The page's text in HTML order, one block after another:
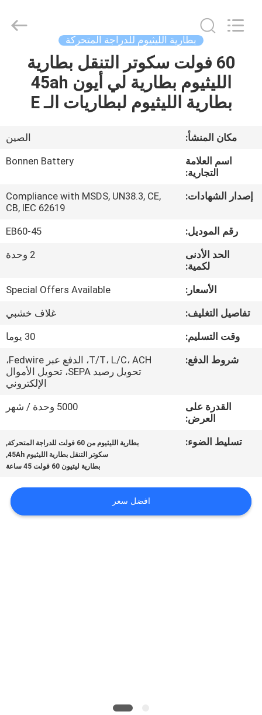
منزل
المنتجات
حول
جولة
المعمل
الجودة
اتصل
خريطة
الموقع
الخصوصية
Technology
بطارية الليثيوم للدراجة المتحركة
60 فولت سكوتر التنقل بطارية
الليثيوم بطارية لي أيون 45ah
بطارية الليثيوم لبطاريات الـ E
مكان المنشأ:
الصين
اسم العلامة
التجارية:
Bonnen Battery
إصدار الشهادات:
Compliance with MSDS, UN38.3, CE,
CB, IEC 62619
رقم الموديل:
EB60-45
الحد الأدنى
لكمية:
2 وحدة
الأسعار:
Special Offers Available
تفاصيل التغليف:
غلاف خشبي
وقت التسليم:
30 يوما
شروط الدفع:
T/T، L/C، ACH، الدفع عبر Fedwire،
تحويل رصيد SEPA، تحويل الأموال
الإلكتروني
القدرة على
العرض:
5000 وحدة / شهر
تسليط الضوء: بطارية الليثيوم من 60 فولت للدراجة المتحركة ,
سكوتر التنقل بطارية الليثيوم 45Ah ,
بطارية ليتيون 60 فولت 45 ساعة
افضل سعر